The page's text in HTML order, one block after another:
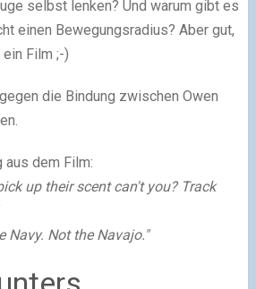
selbst lenken? Und warum gibt es
einen Bewegungsradius? Aber gut,
Film ;-)
die Bindung zwischen Owen
dem Film:
up their scent can't you? Track
Navy. Not the Navajo."